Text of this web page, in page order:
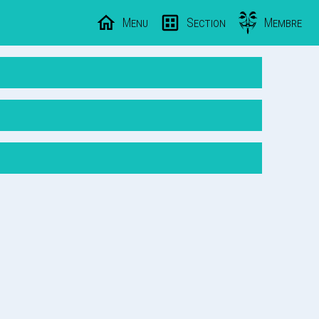
Menu Section Membre